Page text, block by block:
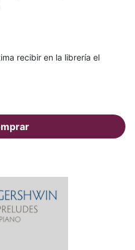
recibir en la librería el